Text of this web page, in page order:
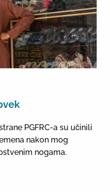
PGFRC-a su učinili
nakon mog
nogama.